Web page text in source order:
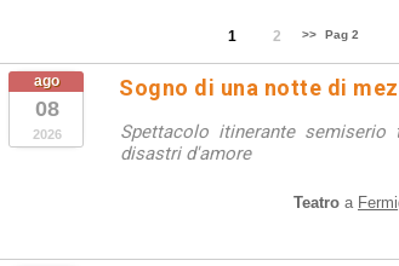
1 2 >> Pag 2
ago
08
2026
Sogno di una notte di
Spettacolo itinerante semiserio
disastri d'amore
Teatro a